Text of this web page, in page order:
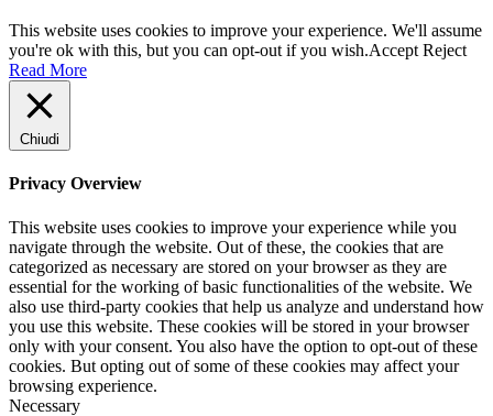
This website uses cookies to improve your experience. We'll assume
you're ok with this, but you can opt-out if you wish.Accept Reject
Read More
Chiudi
Privacy Overview
This website uses cookies to improve your experience while you
navigate through the website. Out of these, the cookies that are
categorized as necessary are stored on your browser as they are
essential for the working of basic functionalities of the website. We
also use third-party cookies that help us analyze and understand how
you use this website. These cookies will be stored in your browser
only with your consent. You also have the option to opt-out of these
cookies. But opting out of some of these cookies may affect your
browsing experience.
Necessary